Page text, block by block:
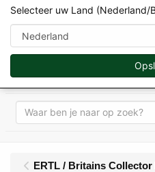
ERTL / Britains Collector
Selecteer uw Land (Nederland/